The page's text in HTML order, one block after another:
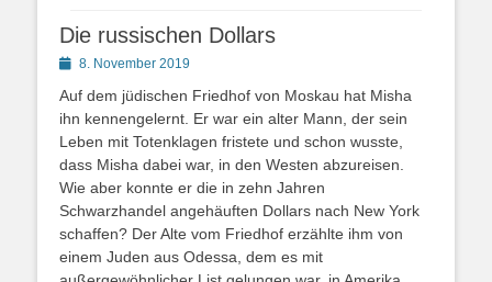
Die russischen Dollars
Posted8. November 2019
Auf dem jüdischen Friedhof von Moskau hat Misha
ihn kennengelernt. Er war ein alter Mann, der sein
Leben mit Totenklagen fristete und schon wusste,
dass Misha dabei war, in den Westen abzureisen.
Wie aber konnte er die in zehn Jahren
Schwarzhandel angehäuften Dollars nach New York
schaffen? Der Alte vom Friedhof erzählte ihm von
einem Juden aus Odessa, dem es mit